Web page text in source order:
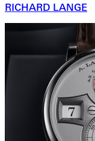
RICHARD LANGE